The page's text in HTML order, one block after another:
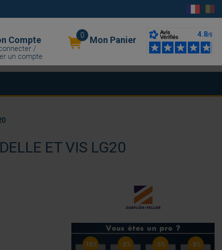
Compte
/
un compte
0 Mon Panier
ET VIS LG20